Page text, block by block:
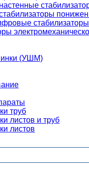
стабилизаторы
(УШМ)
труб
листов и труб
листов